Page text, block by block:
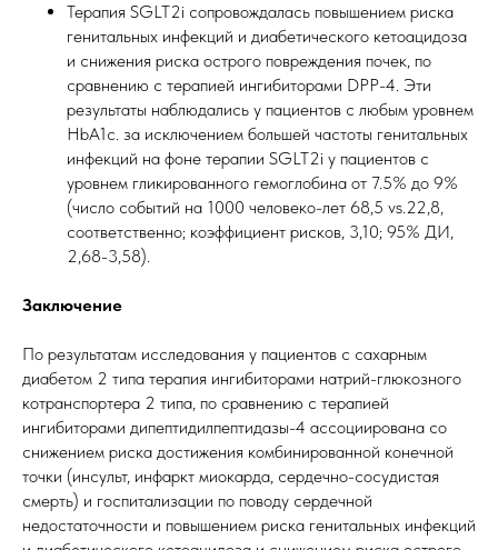
Терапия SGLT2i сопровождалась повышением риска
генитальных инфекций и диабетического кетоацидоза
и снижения риска острого повреждения почек, по
сравнению с терапией ингибиторами DPP-4. Эти
результаты наблюдались у пациентов с любым уровнем
HbA1c. за исключением большей частоты генитальных
инфекций на фоне терапии SGLT2i у пациентов с
уровнем гликированного гемоглобина от 7.5% до 9%
(число событий на 1000 человеко-лет 68,5 vs.22,8,
соответственно; коэффициент рисков, 3,10; 95% ДИ,
2,68-3,58).
Заключение
По результатам исследования у пациентов с сахарным
диабетом 2 типа терапия ингибиторами натрий-глюкозного
котранспортера 2 типа, по сравнению с терапией
ингибиторами дипептидилпептидазы-4 ассоциирована со
снижением риска достижения комбинированной конечной
точки (инсульт, инфаркт миокарда, сердечно-сосудистая
смерть) и госпитализации по поводу сердечной
недостаточности и повышением риска генитальных инфекций